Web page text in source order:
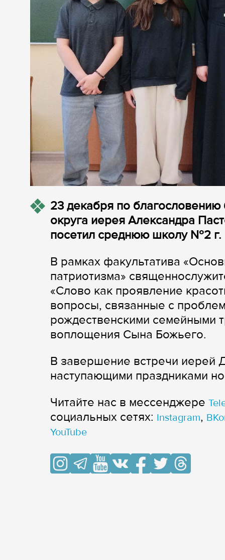
23 декабря по
округа иерея Александра
посетил среднюю школу №2
В рамках факультатива
патриотизма»
«Слово как проявление
вопросы, связанные с
рождественскими семейными
воплощения Сына Божьего.
В завершение встречи иерей
наступающими праздниками
Читайте нас в мессенджере
cоциальных сетях: Instagram,
YouTube